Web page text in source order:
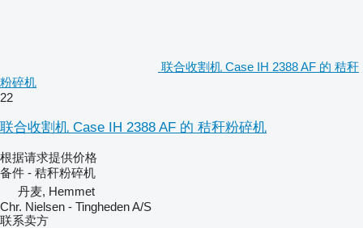
联合收割机 Case IH 2388 AF 的 秸秆
粉碎机
22
联合收割机 Case IH 2388 AF 的 秸秆粉碎机
根据请求提供价格
备件 - 秸秆粉碎机
丹麦, Hemmet
Chr. Nielsen - Tingheden A/S
联系卖方